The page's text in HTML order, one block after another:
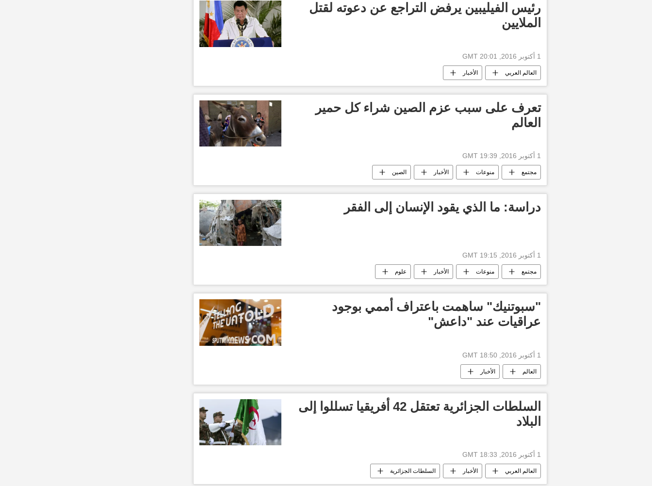
رئيس الفيليبين يرفض التراجع عن دعوته لقتل
الملايين
1 أكتوبر 2016, 20:01 GMT
العالم العربي الأخبار
تعرف على سبب عزم الصين شراء كل حمير
العالم
1 أكتوبر 2016, 19:39 GMT
مجتمع منوعات الأخبار الصين
دراسة: ما الذي يقود الإنسان إلى الفقر
1 أكتوبر 2016, 19:15 GMT
مجتمع منوعات الأخبار علوم
"سبوتنيك" ساهمت باعتراف أممي بوجود
عراقيات عند "داعش"
1 أكتوبر 2016, 18:50 GMT
العالم الأخبار
السلطات الجزائرية تعتقل 42 أفريقيا تسللوا إلى
البلاد
1 أكتوبر 2016, 18:33 GMT
العالم العربي الأخبار السلطات الجزائرية